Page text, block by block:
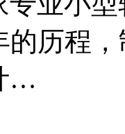
的历程
…